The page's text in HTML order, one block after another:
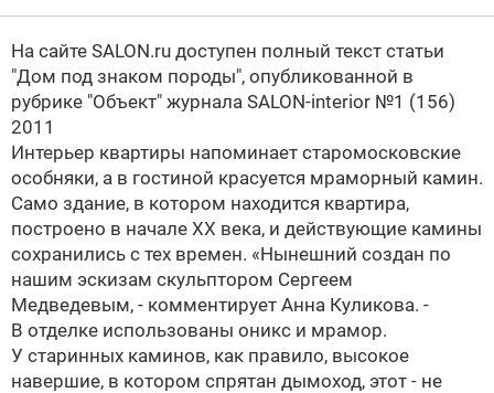
На сайте SALON.ru доступен полный текст статьи
"Дом под знаком породы", опубликованной в
рубрике "Объект" журнала SALON-interior №1 (156)
2011
Интерьер квартиры напоминает старомосковские
особняки, а в гостиной красуется мраморный камин.
Само здание, в котором находится квартира,
построено в начале XX века, и действующие камины
сохранились с тех времен. «Нынешний создан по
нашим эскизам скульптором Сергеем
Медведевым, - комментирует Анна Куликова. -
В отделке использованы оникс и мрамор.
У старинных каминов, как правило, высокое
навершие, в котором спрятан дымоход, этот - не